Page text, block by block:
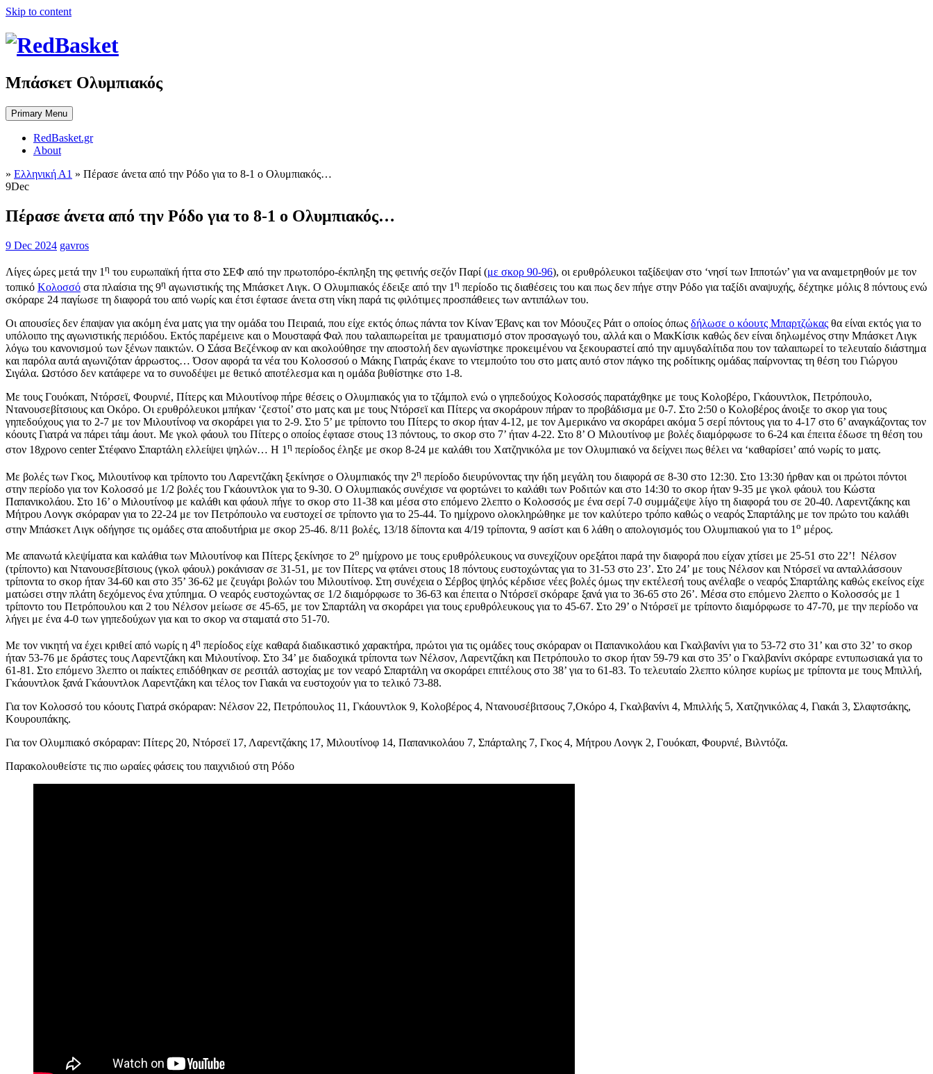
Skip to content
Μπάσκετ Ολυμπιακός
Primary Menu
RedBasket.gr
About
» Ελληνική Α1 » Πέρασε άνετα από την Ρόδο για το 8-1 ο Ολυμπιακός…
9Dec
Πέρασε άνετα από την Ρόδο για το 8-1 ο Ολυμπιακός…
9 Dec 2024 gavros
Λίγες ώρες μετά την 1 η του ευρωπαϊκή ήττα στο ΣΕΦ από την πρωτοπόρο-έκπληξη της φετινής σεζόν Παρί (με σκορ 90-96), οι ερυθρόλευκοι ταξίδεψαν στο ‘νησί των Ιπποτών’ για να αναμετρηθούν με τον
τοπικό Κολοσσό στα πλαίσια της 9η αγωνιστικής της Μπάσκετ Λιγκ. Ο Ολυμπιακός έδειξε από την 1 η περίοδο τις διαθέσεις του και πως δεν πήγε στην Ρόδο για ταξίδι αναψυχής, δέχτηκε μόλις 8 πόντους ενώ
σκόραρε 24 παγίωσε τη διαφορά του από νωρίς και έτσι έφτασε άνετα στη νίκη παρά τις φιλότιμες προσπάθειες των αντιπάλων του.
Οι απουσίες δεν έπαψαν για ακόμη ένα ματς για την ομάδα του Πειραιά, που είχε εκτός όπως πάντα τον Κίναν Έβανς και τον Μόουζες Ράιτ ο οποίος όπως δήλωσε ο κόουτς Μπαρτζώκας θα είναι εκτός για το
υπόλοιπο της αγωνιστικής περιόδου. Εκτός παρέμεινε και ο Μουσταφά Φαλ που ταλαιπωρείται με τραυματισμό στον προσαγωγό του, αλλά και ο ΜακΚίσικ καθώς δεν είναι δηλωμένος στην Μπάσκετ Λιγκ
λόγω του κανονισμού των ξένων παικτών. Ο Σάσα Βεζένκοφ αν και ακολούθησε την αποστολή δεν αγωνίστηκε προκειμένου να ξεκουραστεί από την αμυγδαλίτιδα που τον ταλαιπωρεί το τελευταίο διάστημα
και παρόλα αυτά αγωνιζόταν άρρωστος… Όσον αφορά τα νέα του Κολοσσού ο Μάκης Γιατράς έκανε το ντεμπούτο του στο ματς αυτό στον πάγκο της ροδίτικης ομάδας παίρνοντας τη θέση του Γιώργου
Σιγάλα. Ωστόσο δεν κατάφερε να το συνοδέψει με θετικό αποτέλεσμα και η ομάδα βυθίστηκε στο 1-8.
Με τους Γουόκαπ, Ντόρσεϊ, Φουρνιέ, Πίτερς και Μιλουτίνοφ πήρε θέσεις ο Ολυμπιακός για το τζάμπολ ενώ ο γηπεδούχος Κολοσσός παρατάχθηκε με τους Κολοβέρο, Γκάουντλοκ, Πετρόπουλο,
Ντανουσεβίτσιους και Οκόρο. Οι ερυθρόλευκοι μπήκαν ‘ζεστοί’ στο ματς και με τους Ντόρσεϊ και Πίτερς να σκοράρουν πήραν το προβάδισμα με 0-7. Στο 2:50 ο Κολοβέρος άνοιξε το σκορ για τους
γηπεδούχους για το 2-7 με τον Μιλουτίνοφ να σκοράρει για το 2-9. Στο 5’ με τρίποντο του Πίτερς το σκορ ήταν 4-12, με τον Αμερικάνο να σκοράρει ακόμα 5 σερί πόντους για το 4-17 στο 6’ αναγκάζοντας τον
κόουτς Γιατρά να πάρει τάιμ άουτ. Με γκολ φάουλ του Πίτερς ο οποίος έφτασε στους 13 πόντους, το σκορ στο 7’ ήταν 4-22. Στο 8’ Ο Μιλουτίνοφ με βολές διαμόρφωσε το 6-24 και έπειτα έδωσε τη θέση του
στον 18χρονο center Στέφανο Σπαρτάλη ελλείψει ψηλών… Η 1η περίοδος έληξε με σκορ 8-24 με καλάθι του Χατζηνικόλα με τον Ολυμπιακό να δείχνει πως θέλει να ‘καθαρίσει’ από νωρίς το ματς.
Με βολές των Γκος, Μιλουτίνοφ και τρίποντο του Λαρεντζάκη ξεκίνησε ο Ολυμπιακός την 2η περίοδο διευρύνοντας την ήδη μεγάλη του διαφορά σε 8-30 στο 12:30. Στο 13:30 ήρθαν και οι πρώτοι πόντοι
στην περίοδο για τον Κολοσσό με 1/2 βολές του Γκάουντλοκ για το 9-30. Ο Ολυμπιακός συνέχισε να φορτώνει το καλάθι των Ροδιτών και στο 14:30 το σκορ ήταν 9-35 με γκολ φάουλ του Κώστα
Παπανικολάου. Στο 16’ ο Μιλουτίνοφ με καλάθι και φάουλ πήγε το σκορ στο 11-38 και μέσα στο επόμενο 2λεπτο ο Κολοσσός με ένα σερί 7-0 συμμάζεψε λίγο τη διαφορά του σε 20-40. Λαρεντζάκης και
Μήτρου Λονγκ σκόραραν για το 22-24 με τον Πετρόπουλο να ευστοχεί σε τρίποντο για το 25-44. Το ημίχρονο ολοκληρώθηκε με τον καλύτερο τρόπο καθώς ο νεαρός Σπαρτάλης με τον πρώτο του καλάθι
στην Μπάσκετ Λιγκ οδήγησε τις ομάδες στα αποδυτήρια με σκορ 25-46. 8/11 βολές, 13/18 δίποντα και 4/19 τρίποντα, 9 ασίστ και 6 λάθη ο απολογισμός του Ολυμπιακού για το 1 ο μέρος.
Με απανωτά κλεψίματα και καλάθια των Μιλουτίνοφ και Πίτερς ξεκίνησε το 2ο ημίχρονο με τους ερυθρόλευκους να συνεχίζουν ορεξάτοι παρά την διαφορά που είχαν χτίσει με 25-51 στο 22’! Νέλσον
(τρίποντο) και Ντανουσεβίτσιους (γκολ φάουλ) ροκάνισαν σε 31-51, με τον Πίτερς να φτάνει στους 18 πόντους ευστοχώντας για το 31-53 στο 23’. Στο 24’ με τους Νέλσον και Ντόρσεϊ να ανταλλάσσουν
τρίποντα το σκορ ήταν 34-60 και στο 35’ 36-62 με ζευγάρι βολών του Μιλουτίνοφ. Στη συνέχεια ο Σέρβος ψηλός κέρδισε νέες βολές όμως την εκτέλεσή τους ανέλαβε ο νεαρός Σπαρτάλης καθώς εκείνος είχε
ματώσει στην πλάτη δεχόμενος ένα χτύπημα. Ο νεαρός ευστοχώντας σε 1/2 διαμόρφωσε το 36-63 και έπειτα ο Ντόρσεϊ σκόραρε ξανά για το 36-65 στο 26’. Μέσα στο επόμενο 2λεπτο ο Κολοσσός με 1
τρίποντο του Πετρόπουλου και 2 του Νέλσον μείωσε σε 45-65, με τον Σπαρτάλη να σκοράρει για τους ερυθρόλευκους για το 45-67. Στο 29’ ο Ντόρσεϊ με τρίποντο διαμόρφωσε το 47-70, με την περίοδο να
λήγει με ένα 4-0 των γηπεδούχων για και το σκορ να σταματά στο 51-70.
Με τον νικητή να έχει κριθεί από νωρίς η 4η περίοδος είχε καθαρά διαδικαστικό χαρακτήρα, πρώτοι για τις ομάδες τους σκόραραν οι Παπανικολάου και Γκαλβανίνι για το 53-72 στο 31’ και στο 32’ το σκορ
ήταν 53-76 με δράστες τους Λαρεντζάκη και Μιλουτίνοφ. Στο 34’ με διαδοχικά τρίποντα των Νέλσον, Λαρεντζάκη και Πετρόπουλο το σκορ ήταν 59-79 και στο 35’ ο Γκαλβανίνι σκόραρε εντυπωσιακά για το
61-81. Στο επόμενο 3λεπτο οι παίκτες επιδόθηκαν σε ρεσιτάλ αστοχίας με τον νεαρό Σπαρτάλη να σκοράρει επιτέλους στο 38’ για το 61-83. Το τελευταίο 2λεπτο κύλησε κυρίως με τρίποντα με τους Μπιλλή,
Γκάουντλοκ ξανά Γκάουντλοκ Λαρεντζάκη και τέλος τον Γιακάι να ευστοχούν για το τελικό 73-88.
Για τον Κολοσσό του κόουτς Γιατρά σκόραραν: Νέλσον 22, Πετρόπουλος 11, Γκάουντλοκ 9, Κολοβέρος 4, Ντανουσέβιτσους 7,Οκόρο 4, Γκαλβανίνι 4, Μπιλλής 5, Χατζηνικόλας 4, Γιακάι 3, Σλαφτσάκης,
Κουρουπάκης.
Για τον Ολυμπιακό σκόραραν: Πίτερς 20, Ντόρσεϊ 17, Λαρεντζάκης 17, Μιλουτίνοφ 14, Παπανικολάου 7, Σπάρταλης 7, Γκος 4, Μήτρου Λονγκ 2, Γουόκαπ, Φουρνιέ, Βιλντόζα.
Παρακολουθείστε τις πιο ωραίες φάσεις του παιχνιδιού στη Ρόδο